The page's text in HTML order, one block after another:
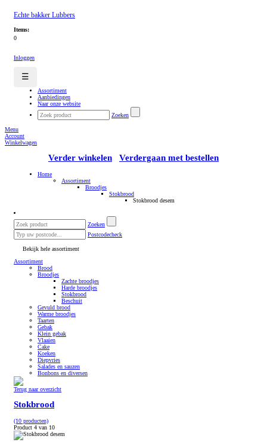
Echte bakker Lubbers
Items:
0
Inloggen
☰
Assortiment
Aanbiedingen
Naar onze website
Zoeken
Menu
Account
Winkelwagen
Verder winkelen Verdergaan met bestellen
Home
Assortiment
Broodjes
Stokbrood
Stokbrood desem
Zoeken
Postcodecheck
Bekijk hele assortiment
Assortiment
Brood
Broodjes
Zachte broodjes
Harde broodjes
Stokbrood
Beschuit
Gevuld brood
Warme broodjes
Taarten
Gebak
Klein gebak
Vlaaien
Cake
Koeken
Diepvries
Salades en sauzen
Bonbons en diversen
Terug naar overzicht
Stokbrood
(10 producten)
Product 4 van 10